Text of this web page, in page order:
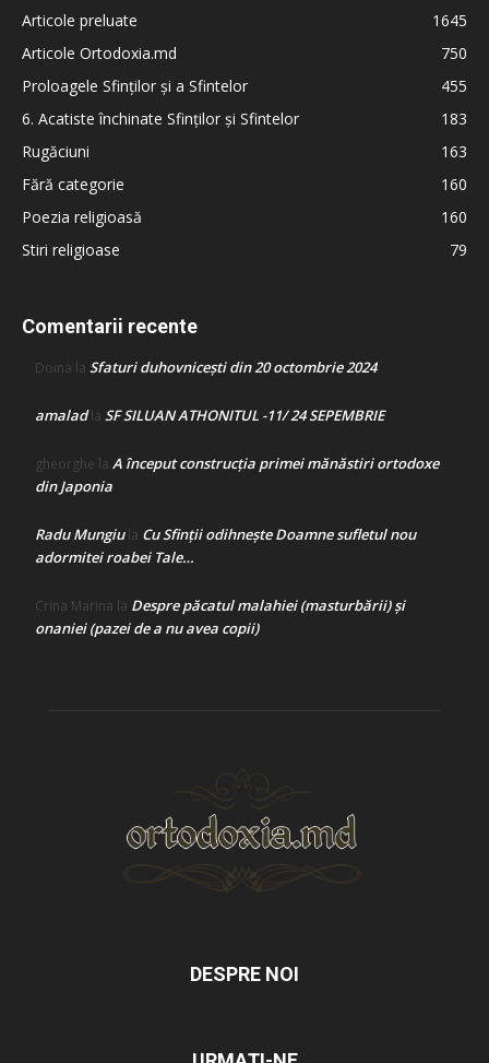
Articole preluate
1645
Articole Ortodoxia.md
750
Proloagele Sfinților și a Sfintelor
455
6. Acatiste închinate Sfinților și Sfintelor
183
Rugăciuni
163
Fără categorie
160
Poezia religioasă
160
Stiri religioase
79
Comentarii recente
Doina la Sfaturi duhovnicești din 20 octombrie 2024
amaladla SF SILUAN ATHONITUL -11/ 24 SEPEMBRIE
gheorghe la A început construcţia primei mănăstiri ortodoxe
din Japonia
Radu Mungiula Cu Sfinții odihnește Doamne sufletul nou
adormitei roabei Tale…
Crina Marina la Despre păcatul malahiei (masturbării) şi
onaniei (pazei de a nu avea copii)
DESPRE NOI